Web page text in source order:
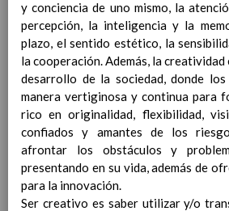
mÃºltiples con
y de Ã¡reas
Competencias
elementos
e. Infantil
EvaluaciÃ³n
educativo
AtenciÃ³n a
y conciencia de uno mismo, la
percepción, la inteligencia y la
plazo, el sentido estético, la
la cooperación. Además, la
desarrollo de la sociedad, donde los
manera vertiginosa y continua para
rico en originalidad, flexibilidad,
confiados y amantes de los
afrontar los obstáculos y
presentando en su vida, además de
para la innovación.
Ser creativo es saber utilizar y/o